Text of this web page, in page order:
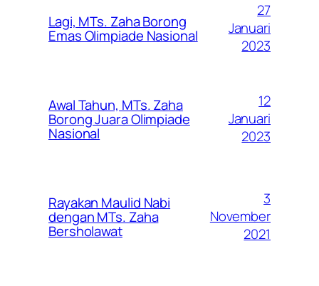
Lagi, MTs. Zaha Borong
Emas Olimpiade Nasional
27
Januari
2023
Awal Tahun, MTs. Zaha
Borong Juara Olimpiade
Nasional
12
Januari
2023
Rayakan Maulid Nabi
dengan MTs. Zaha
Bersholawat
3
November
2021